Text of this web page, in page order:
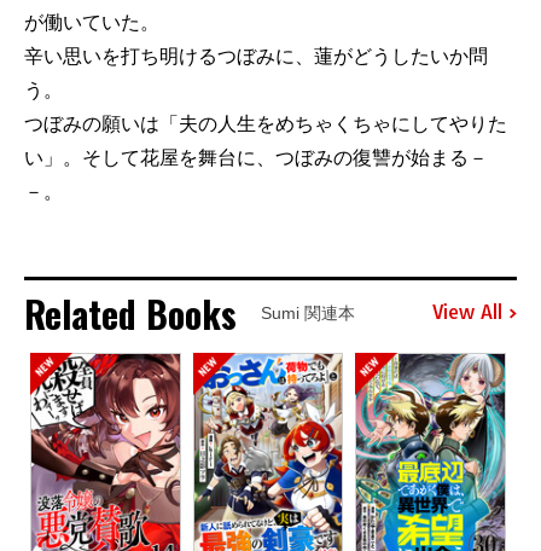
が働いていた。
辛い思いを打ち明けるつぼみに、蓮がどうしたいか問
う。
つぼみの願いは「夫の人生をめちゃくちゃにしてやりた
い」。そして花屋を舞台に、つぼみの復讐が始まる－
－。
Related Books Sumi 関連本 View All